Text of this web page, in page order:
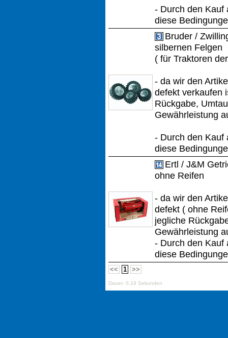
- Durch den Kauf
diese
Bruder /
silbernen Felgen
( für Traktoren
- da wir den
defekt verkaufen
Rückgabe,
Gewährleistung
- Durch den Kauf
diese
Ertl / J&M
ohne Reifen
- da wir den
defekt ( ohne
jegliche
Gewährleistung
- Durch den Kauf
diese
<< 1 >>
Dauer: 0,19 Sekunden